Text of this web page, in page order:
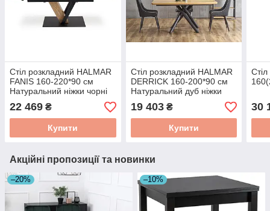
Стіл розкладний HALMAR
FANIS 160-220*90 см
Натуральний ніжки чорні
V-CH-FANIS-ST
22 469 ₴
Купити
Стіл розкладний HALMAR
DERRICK 160-200*90 см
Натуральний дуб ніжки
чорні V-CH-DERRICK-ST
19 403₴
Купити
30
Акційні пропозиції та новинки
–20% –10%